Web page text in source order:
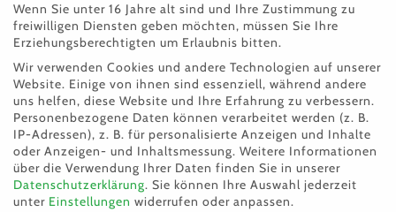
Anmerkungen: Abgabe gemeinsam mitFistik
Findik und Fistik mussten aufgrund
gesundheitlicher und finanzieller Schwierigkeiten
abgegeben werden. Sie sind beide sehr zutraulich,
scheinen gesund und fit zu sein und wurden
bisher als reine Wohnungskatzen mit Balkon
gehalten. Mit anderen Katzen und Kindern
Wenn Sie unter 16 Jahre alt sind und Ihre Zustimmung zu
freiwilligen Diensten geben möchten, müssen Sie Ihre
Erziehungsberechtigten um Erlaubnis bitten.
Wir verwenden Cookies und andere Technologien auf unserer
Website. Einige von ihnen sind essenziell, während andere
uns helfen, diese Website und Ihre Erfahrung zu verbessern.
Personenbezogene Daten können verarbeitet werden (z. B.
IP-Adressen), z. B. für personalisierte Anzeigen und Inhalte
oder Anzeigen- und Inhaltsmessung. Weitere Informationen
über die Verwendung Ihrer Daten finden Sie in unserer
Datenschutzerklärung. Sie können Ihre Auswahl jederzeit
unter Einstellungen widerrufen oder anpassen.